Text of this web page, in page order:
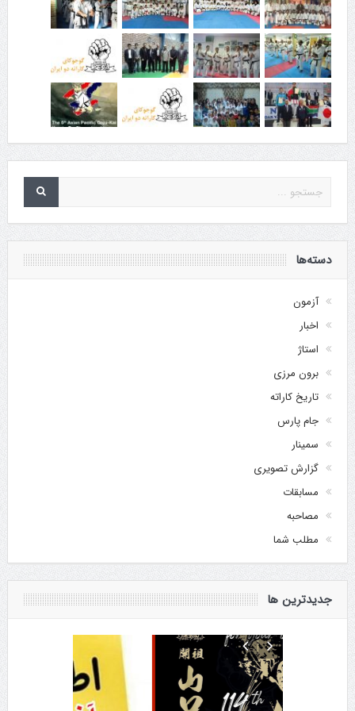
دسته‌ها
آزمون
اخبار
استاژ
برون مرزی
تاریخ کاراته
جام پارس
سمینار
گزارش تصویری
مسابقات
مصاحبه
مطلب شما
جدیدترین ها